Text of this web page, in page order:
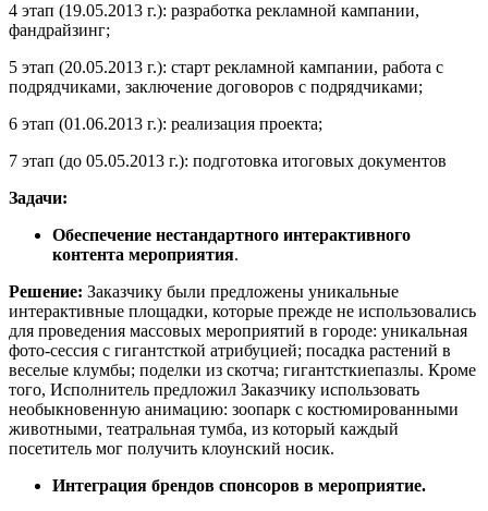
4 этап (19.05.2013 г.): разработка рекламной кампании,
фандрайзинг;
5 этап (20.05.2013 г.): старт рекламной кампании, работа с
подрядчиками, заключение договоров с подрядчиками;
6 этап (01.06.2013 г.): реализация проекта;
7 этап (до 05.05.2013 г.): подготовка итоговых документов
Задачи:
Обеспечение нестандартного интерактивного
контента мероприятия.
Решение: Заказчику были предложены уникальные
интерактивные площадки, которые прежде не использовались
для проведения массовых мероприятий в городе: уникальная
фото-сессия с гигантсткой атрибуцией; посадка растений в
веселые клумбы; поделки из скотча; гигантсткиепазлы. Кроме
того, Исполнитель предложил Заказчику использовать
необыкновенную анимацию: зоопарк с костюмированными
животными, театральная тумба, из который каждый
посетитель мог получить клоунский носик.
Интеграция брендов спонсоров в мероприятие.